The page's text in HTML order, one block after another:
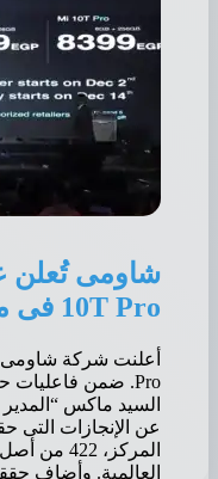
10T Pro فى مصر
السيد ماكس
عن الإنجازات
العالمية. وأضاف